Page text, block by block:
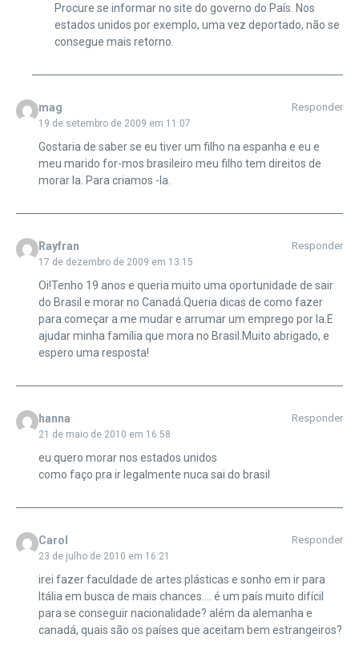
Procure se informar no site do governo do País. Nos
estados unidos por exemplo, uma vez deportado, não se
consegue mais retorno.
mag
19 de setembro de 2009 em 11:07
Responder
Gostaria de saber se eu tiver um filho na espanha e eu e
meu marido for-mos brasileiro meu filho tem direitos de
morar la. Para criamos -la.
Rayfran
17 de dezembro de 2009 em 13:15
Responder
Oi!Tenho 19 anos e queria muito uma oportunidade de sair
do Brasil e morar no Canadá.Queria dicas de como fazer
para começar a me mudar e arrumar um emprego por la.E
ajudar minha família que mora no Brasil.Muito abrigado, e
espero uma resposta!
hanna
21 de maio de 2010 em 16:58
Responder
eu quero morar nos estados unidos
como faço pra ir legalmente nuca sai do brasil
Carol
23 de julho de 2010 em 16:21
Responder
irei fazer faculdade de artes plásticas e sonho em ir para
Itália em busca de mais chances…. é um país muito difícil
para se conseguir nacionalidade? além da alemanha e
canadá, quais são os países que aceitam bem estrangeiros?